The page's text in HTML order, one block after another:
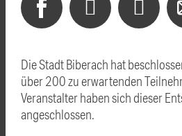
Die Stadt Biberach hat
über 200 zu erwartenden
Veranstalter haben sich dieser
angeschlossen.